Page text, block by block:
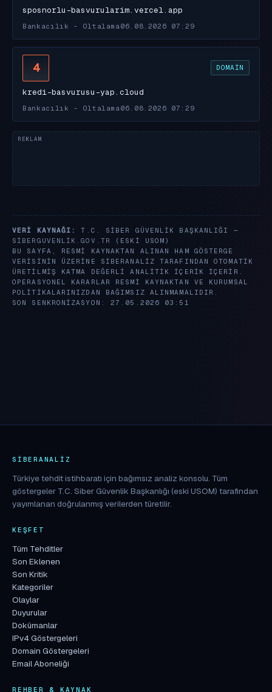
sposnorlu-basvurularim.vercel.app
Bankacılık - Oltalama 06.08.2026 07:29
4 DOMAIN
kredi-basvurusu-yap.cloud
Bankacılık - Oltalama 06.08.2026 07:29
VERI KAYNAĞI:
T.C. SIBER GÜVENLIK BAŞKANLIĞI —
SIBERGUVENLIK.GOV.TR
(ESKI USOM)
BU SAYFA, RESMI KAYNAKTAN ALINAN HAM GÖSTERGE
VERISININ ÜZERINE SIBERANALIZ TARAFINDAN OTOMATIK
ÜRETILMIŞ KATMA DEĞERLI ANALITIK IÇERIK IÇERIR.
OPERASYONEL KARARLAR RESMI KAYNAKTAN VE KURUMSAL
POLITIKALARINIZDAN BAĞIMSIZ ALINMAMALIDIR.
SON SENKRONIZASYON: 27.05.2026 03:51
SIBERANALIZ
Türkiye tehdit istihbaratı için bağımsız analiz konsolu. Tüm
göstergeler T.C. Siber Güvenlik Başkanlığı (eski USOM) tarafından
yayımlanan doğrulanmış verilerden türetilir.
KEŞFET
Tüm Tehditler
Son Eklenen
Son Kritik
Kategoriler
Olaylar
Duyurular
Dokümanlar
IPv4 Göstergeleri
Domain Göstergeleri
Email Aboneliği
REHBER & KAYNAK